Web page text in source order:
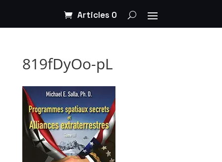
Articles 0
819fDyOo-pL